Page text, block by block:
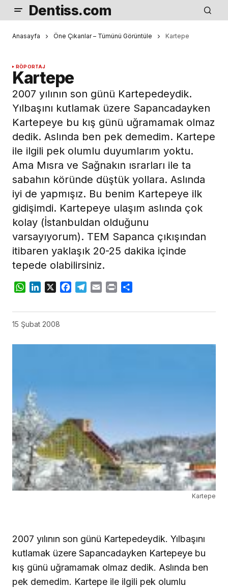
Dentiss.com
Anasayfa Öne Çıkanlar – Tümünü Görüntüle Kartepe
RÖPORTAJ
Kartepe
2007 yılının son günü Kartepedeydik.
Yılbaşını kutlamak üzere Sapancadayken
Kartepeye bu kış günü uğramamak olmaz
dedik. Aslında ben pek demedim. Kartepe
ile ilgili pek olumlu duyumlarım yoktu.
Ama Mısra ve Sağnakın ısrarları ile ta
sabahın köründe düştük yollara. Aslında
iyi de yapmışız. Bu benim Kartepeye ilk
gidişimdi. Kartepeye ulaşım aslında çok
kolay (İstanbuldan olduğunu
varsayıyorum). TEM Sapanca çıkışından
itibaren yaklaşık 20-25 dakika içinde
tepede olabilirsiniz.
WhatsApp
LinkedIn
X Facebook
Telegram
Email Print
15 Şubat 2008
Kartepe
2007 yılının son günü Kartepedeydik. Yılbaşını
kutlamak üzere Sapancadayken Kartepeye bu
kış günü uğramamak olmaz dedik. Aslında ben
pek demedim. Kartepe ile ilgili pek olumlu